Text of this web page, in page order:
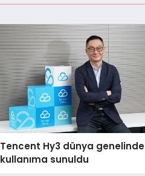
Tencent Hy3 dünya genelinde
kullanıma sunuldu